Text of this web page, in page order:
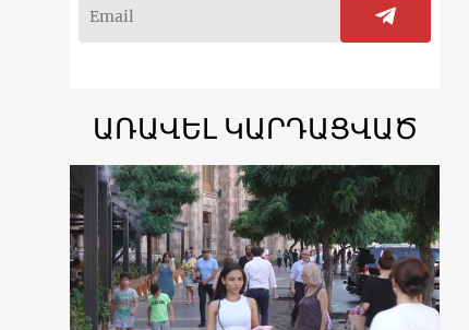
ԱՌԱՎԵԼ ԿԱՐԴԱՑՎԱԾ